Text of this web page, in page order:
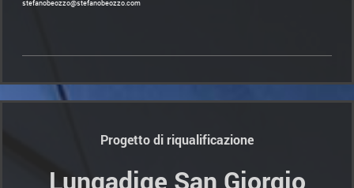
stefanobeozzo@stefanobeozzo.com
Progetto di riqualificazione
Lungadige San Giorgio